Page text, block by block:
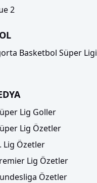
2
Basketbol Süper Ligi
Lig Goller
Lig Özetler
Lig Özetler
Lig Özetler
Özetler